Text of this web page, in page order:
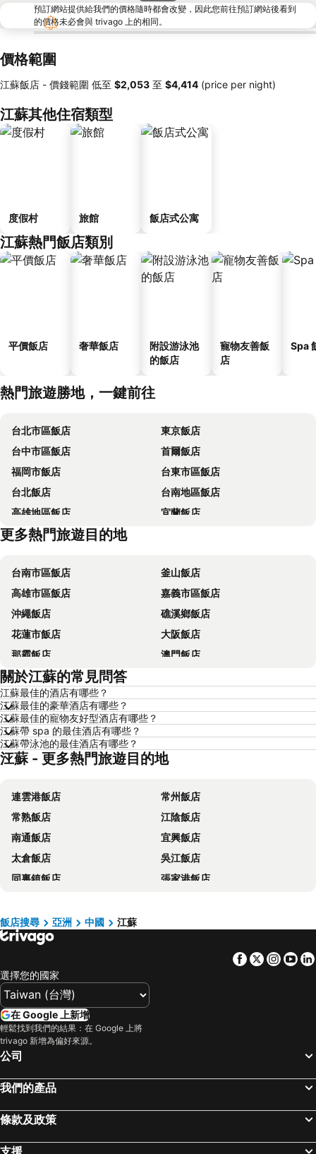
預訂網站提供給我們的價格隨時都會改變，因此您前往預訂網站後看到
的價格未必會與 trivago 上的相同。
價格範圍
江蘇飯店 - 價錢範圍 低至 ‎$2,053 至 ‎$4,414 (price per night)
江蘇其他住宿類型
度假村 旅館 飯店式公寓
江蘇熱門飯店類別
平價飯店 奢華飯店
附設游泳池
的飯店
寵物友善飯
店
Spa
熱門旅遊勝地，一鍵前往
台北市區飯店
東京飯店
台中市區飯店
首爾飯店
福岡市飯店
台東市區飯店
台北飯店
台南地區飯店
高雄地區飯店
宜蘭飯店
台東飯店
更多熱門旅遊目的地
台南市區飯店
釜山飯店
高雄市區飯店
嘉義市區飯店
沖繩飯店
礁溪鄉飯店
花蓮市飯店
大阪飯店
那霸飯店
澳門飯店
新加坡飯店
京都飯店
恆春飯店
北投飯店
羅東市飯店
名古屋飯店
淡水區飯店
台中地區飯店
澎湖飯店
基隆飯店
桃園地區飯店
台灣飯店
新竹地區飯店
彰化地區飯店
東京都飯店
苗栗縣飯店
金門飯店
雲林飯店
胡志明市飯店
神奈川縣飯店
關於江蘇的常見問答
江蘇最佳的酒店有哪些？
江蘇最佳的豪華酒店有哪些？
江蘇最佳的寵物友好型酒店有哪些？
江蘇帶 spa 的最佳酒店有哪些？
江蘇帶泳池的最佳酒店有哪些？
江蘇 - 更多熱門旅遊目的地
連雲港飯店
常州飯店
常熟飯店
江陰飯店
南通飯店
宜興飯店
太倉飯店
吳江飯店
同裏鎮飯店
張家港飯店
濱海飯店
鹽城飯店
高郵飯店
飯店搜尋 亞洲 中國 江蘇
Facebook
Twitter
選擇您的國家
在 Google 上新增
輕鬆找到我們的結果：在 Google 上將
trivago 新增為偏好來源。
公司
我們的產品
條款及政策
支援